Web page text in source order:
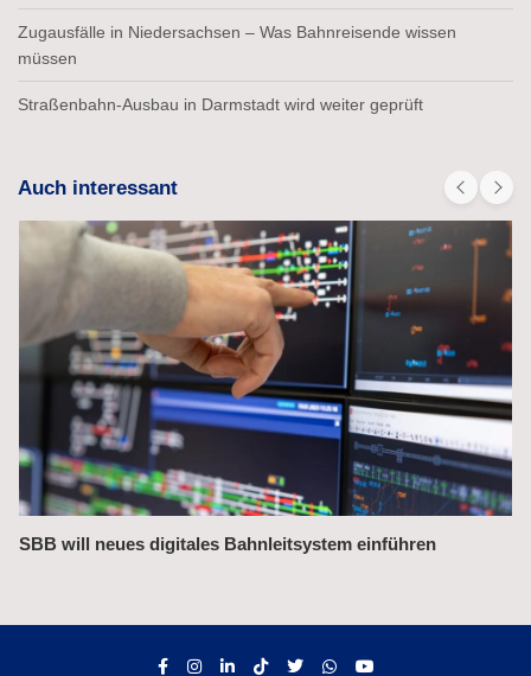
Zugausfälle in Niedersachsen – Was Bahnreisende wissen
müssen
Straßenbahn-Ausbau in Darmstadt wird weiter geprüft
Auch interessant
Bahnchefin rügt Leistungsmängel im Management